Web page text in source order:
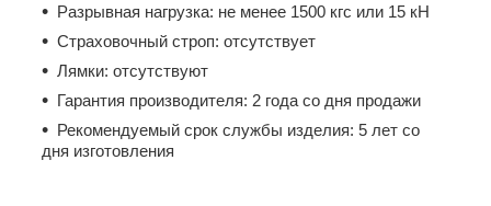
Разрывная нагрузка: не менее 1500 кгс или 15 кН
Страховочный строп: отсутствует
Лямки: отсутствуют
Гарантия производителя: 2 года со дня продажи
Рекомендуемый срок службы изделия: 5 лет со
дня изготовления